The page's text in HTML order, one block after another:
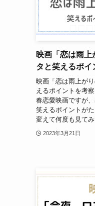
映画「恋は雨上
タと笑えるポイ
映画「恋は雨上が
えるポイントを考
春恋愛映画ですが
笑えるポイントが
変えて何度も見て
2023年3月21日